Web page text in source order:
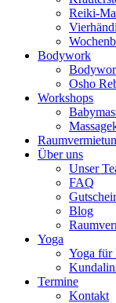
Reiki-
Bodywork
Osho
Workshops
Über uns
Unser
FAQ
Blog
Yoga
Yoga für
Termine
Kontakt